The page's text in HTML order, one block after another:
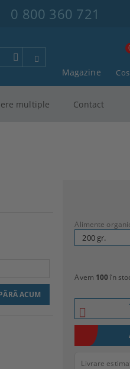
0 800 360 721
Magazine Cos
multiple Contact
Alimente
Avem 100în
Livrare